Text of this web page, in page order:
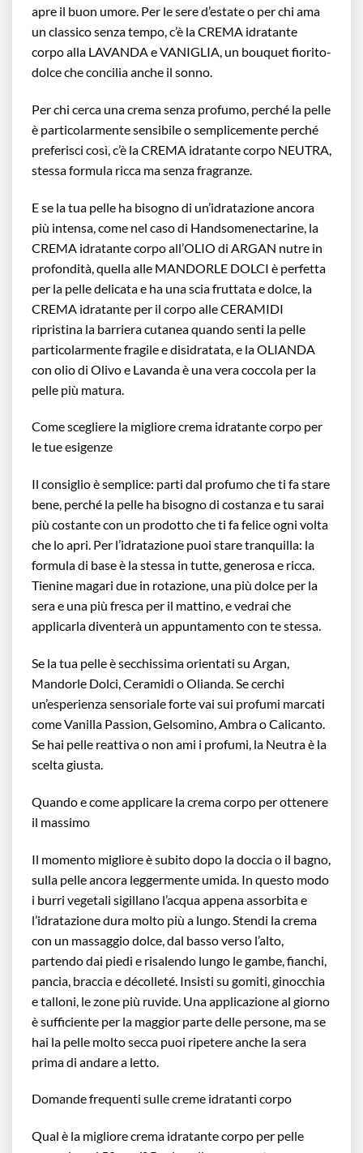
apre il buon umore. Per le sere d’estate o per chi ama
un classico senza tempo, c’è la CREMA idratante
corpo alla LAVANDA e VANIGLIA, un bouquet fiorito-
dolce che concilia anche il sonno.
Per chi cerca una crema senza profumo, perché la pelle
è particolarmente sensibile o semplicemente perché
preferisci così, c’è la CREMA idratante corpo NEUTRA,
stessa formula ricca ma senza fragranze.
E se la tua pelle ha bisogno di un’idratazione ancora
più intensa, come nel caso di Handsomenectarine, la
CREMA idratante corpo all’OLIO di ARGAN nutre in
profondità, quella alle MANDORLE DOLCI è perfetta
per la pelle delicata e ha una scia fruttata e dolce, la
CREMA idratante per il corpo alle CERAMIDI
ripristina la barriera cutanea quando senti la pelle
particolarmente fragile e disidratata, e la OLIANDA
con olio di Olivo e Lavanda è una vera coccola per la
pelle più matura.
Come scegliere la migliore crema idratante corpo per
le tue esigenze
Il consiglio è semplice: parti dal profumo che ti fa stare
bene, perché la pelle ha bisogno di costanza e tu sarai
più costante con un prodotto che ti fa felice ogni volta
che lo apri. Per l’idratazione puoi stare tranquilla: la
formula di base è la stessa in tutte, generosa e ricca.
Tienine magari due in rotazione, una più dolce per la
sera e una più fresca per il mattino, e vedrai che
applicarla diventerà un appuntamento con te stessa.
Se la tua pelle è secchissima orientati su Argan,
Mandorle Dolci, Ceramidi o Olianda. Se cerchi
un’esperienza sensoriale forte vai sui profumi marcati
come Vanilla Passion, Gelsomino, Ambra o Calicanto.
Se hai pelle reattiva o non ami i profumi, la Neutra è la
scelta giusta.
Quando e come applicare la crema corpo per ottenere
il massimo
Il momento migliore è subito dopo la doccia o il bagno,
sulla pelle ancora leggermente umida. In questo modo
i burri vegetali sigillano l’acqua appena assorbita e
l’idratazione dura molto più a lungo. Stendi la crema
con un massaggio dolce, dal basso verso l’alto,
partendo dai piedi e risalendo lungo le gambe, fianchi,
pancia, braccia e décolleté. Insisti su gomiti, ginocchia
e talloni, le zone più ruvide. Una applicazione al giorno
è sufficiente per la maggior parte delle persone, ma se
hai la pelle molto secca puoi ripetere anche la sera
prima di andare a letto.
Domande frequenti sulle creme idratanti corpo
Qual è la migliore crema idratante corpo per pelle